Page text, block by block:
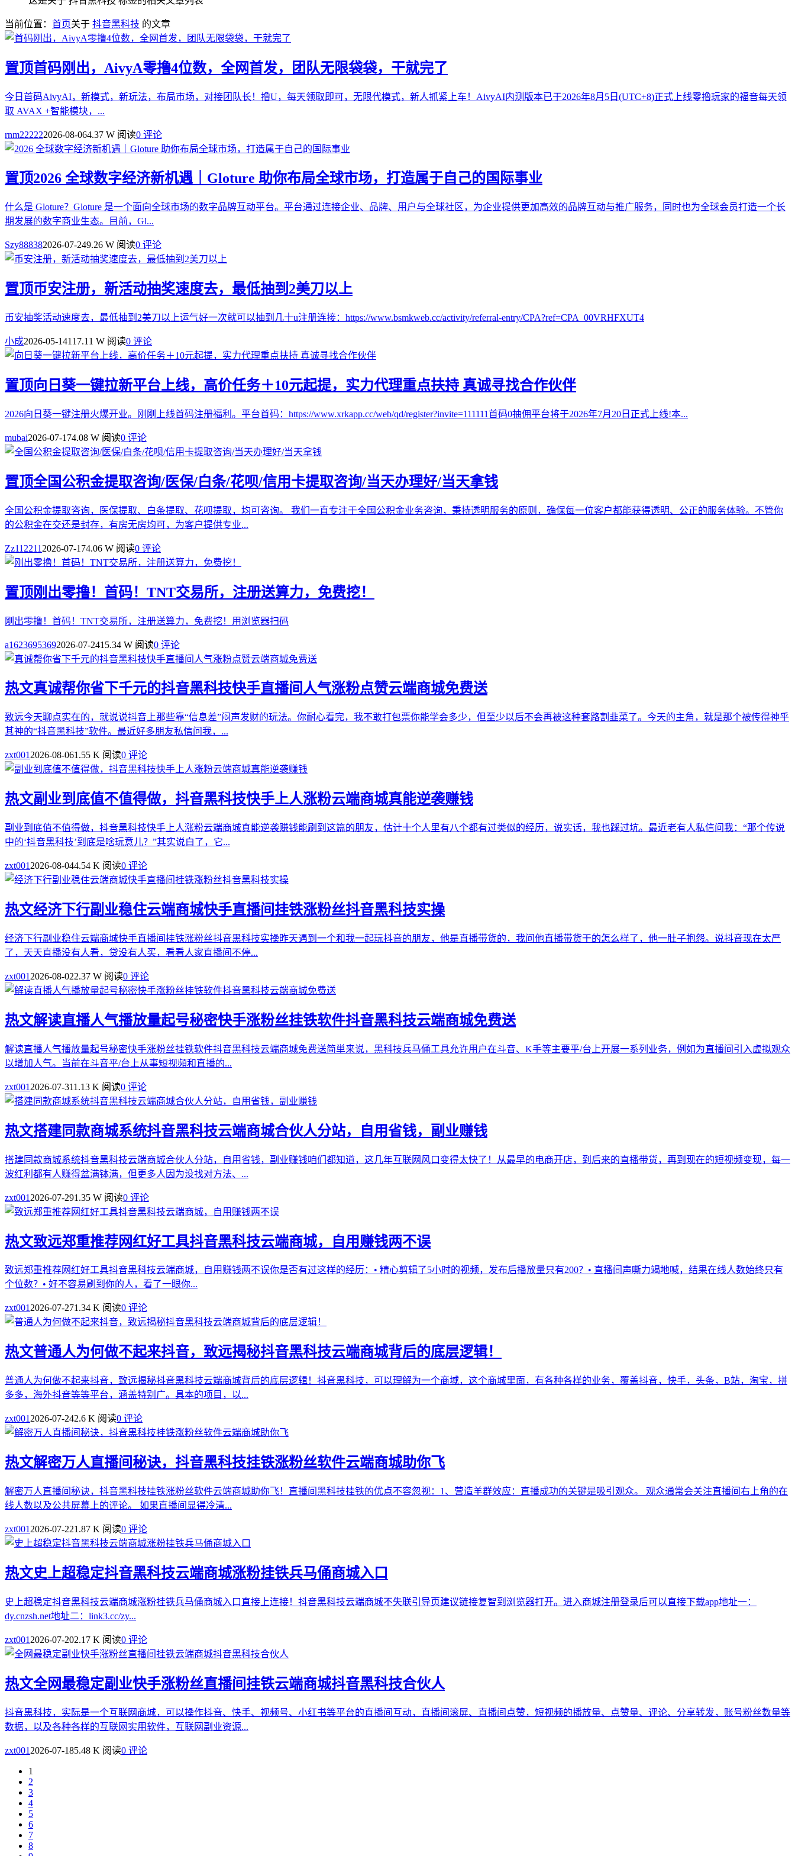
当前位置： 首页关于 抖音黑科技 的文章
置顶首码刚出，AivyA零撸4位数，全网首发，团队无限袋袋，干就完了
今日首码AivyAI，新模式，新玩法，布局市场，对接团队长！撸U，每天领取即可，无限代模式，新人抓紧上车！AivyAI内测版本已于2026年8月5日(UTC+8)正式上线零撸玩家的福音每天领
取 AVAX +智能模块，...
rnm222222026-08-064.37 W 阅读0 评论
置顶2026 全球数字经济新机遇｜Gloture 助你布局全球市场，打造属于自己的国际事业
什么是 Gloture？Gloture 是一个面向全球市场的数字品牌互动平台。平台通过连接企业、品牌、用户与全球社区，为企业提供更加高效的品牌互动与推广服务，同时也为全球会员打造一个长
期发展的数字商业生态。目前，Gl...
Szy888382026-07-249.26 W 阅读0 评论
置顶币安注册，新活动抽奖速度去，最低抽到2美刀以上
币安抽奖活动速度去，最低抽到2美刀以上运气好一次就可以抽到几十u注册连接：https://www.bsmkweb.cc/activity/referral-entry/CPA?ref=CPA_00VRHFXUT4
小成2026-05-14117.11 W 阅读0 评论
置顶向日葵一键拉新平台上线，高价任务＋10元起提，实力代理重点扶持 真诚寻找合作伙伴
2026向日葵一键注册火爆开业。刚刚上线首码注册福利。平台首码：https://www.xrkapp.cc/web/qd/register?invite=111111首码0抽佣平台将于2026年7月20日正式上线!本...
mubai2026-07-174.08 W 阅读0 评论
置顶全国公积金提取咨询/医保/白条/花呗/信用卡提取咨询/当天办理好/当天拿钱
全国公积金提取咨询，医保提取、白条提取、花呗提取，均可咨询。 我们一直专注于全国公积金业务咨询，秉持透明服务的原则，确保每一位客户都能获得透明、公正的服务体验。不管你
的公积金在交还是封存，有房无房均可，为客户提供专业...
Zz112211 2026-07-174.06 W 阅读0 评论
置顶刚出零撸！首码！TNT交易所，注册送算力，免费挖！
刚出零撸！首码！TNT交易所，注册送算力，免费挖！用浏览器扫码
a16236953692026-07-2415.34 W 阅读0 评论
热文真诚帮你省下千元的抖音黑科技快手直播间人气涨粉点赞云端商城免费送
致远今天聊点实在的，就说说抖音上那些靠“信息差”闷声发财的玩法。你耐心看完，我不敢打包票你能学会多少，但至少以后不会再被这种套路割韭菜了。今天的主角，就是那个被传得神乎
其神的“抖音黑科技”软件。最近好多朋友私信问我，...
zxt001 2026-08-061.55 K 阅读0 评论
热文副业到底值不值得做，抖音黑科技快手上人涨粉云端商城真能逆袭赚钱
副业到底值不值得做，抖音黑科技快手上人涨粉云端商城真能逆袭赚钱能刷到这篇的朋友，估计十个人里有八个都有过类似的经历，说实话，我也踩过坑。最近老有人私信问我：“那个传说
中的‘抖音黑科技’到底是啥玩意儿？”其实说白了，它...
zxt001 2026-08-044.54 K 阅读0 评论
热文经济下行副业稳住云端商城快手直播间挂铁涨粉丝抖音黑科技实操
经济下行副业稳住云端商城快手直播间挂铁涨粉丝抖音黑科技实操昨天遇到一个和我一起玩抖音的朋友，他是直播带货的，我问他直播带货干的怎么样了，他一肚子抱怨。说抖音现在太严
了，天天直播没有人看，贷没有人买，看看人家直播间不停...
zxt001 2026-08-022.37 W 阅读0 评论
热文解读直播人气播放量起号秘密快手涨粉丝挂铁软件抖音黑科技云端商城免费送
解读直播人气播放量起号秘密快手涨粉丝挂铁软件抖音黑科技云端商城免费送简単来说，黑科技兵马俑工具允许用户在斗音、K手等主要平/台上开展一系列业务，例如为直播间引入虚拟观众
以增加人气。当前在斗音平/台上从事短视頻和直播的...
zxt001 2026-07-311.13 K 阅读0 评论
热文搭建同款商城系统抖音黑科技云端商城合伙人分站，自用省钱，副业赚钱
搭建同款商城系统抖音黑科技云端商城合伙人分站，自用省钱，副业赚钱咱们都知道，这几年互联网风口变得太快了！从最早的电商开店，到后来的直播带货，再到现在的短视频变现，每一
波红利都有人赚得盆满钵满，但更多人因为没找对方法、...
zxt001 2026-07-291.35 W 阅读0 评论
热文致远郑重推荐网红好工具抖音黑科技云端商城，自用赚钱两不误
致远郑重推荐网红好工具抖音黑科技云端商城，自用赚钱两不误你是否有过这样的经历：• 精心剪辑了5小时的视频，发布后播放量只有200？• 直播间声嘶力竭地喊，结果在线人数始终只有
个位数？• 好不容易刷到你的人，看了一眼你...
zxt0012026-07-271.34 K 阅读0 评论
热文普通人为何做不起来抖音，致远揭秘抖音黑科技云端商城背后的底层逻辑！
普通人为何做不起来抖音，致远揭秘抖音黑科技云端商城背后的底层逻辑！抖音黑科技，可以理解为一个商域，这个商城里面，有各种各样的业务，覆盖抖音，快手，头条，B站，淘宝，拼
多多，海外抖音等等平台，涵盖特别广。具本的项目，以...
zxt001 2026-07-242.6 K 阅读0 评论
热文解密万人直播间秘诀，抖音黑科技挂铁涨粉丝软件云端商城助你飞
解密万人直播间秘诀，抖音黑科技挂铁涨粉丝软件云端商城助你飞！直播间黑科技挂铁的优点不容忽视：1、营造羊群效应：直播成功的关键是吸引观众。 观众通常会关注直播间右上角的在
线人数以及公共屏幕上的评论。 如果直播间显得冷清...
zxt001 2026-07-221.87 K 阅读0 评论
热文史上超稳定抖音黑科技云端商城涨粉挂铁兵马俑商城入口
史上超稳定抖音黑科技云端商城涨粉挂铁兵马俑商城入口直接上连接！抖音黑科技云端商城不失联引导页建议链接复智到浏览器打开。进入商城注册登录后可以直接下载app地址一：
dy.cnzsh.net地址二：link3.cc/zy...
zxt001 2026-07-202.17 K 阅读0 评论
热文全网最稳定副业快手涨粉丝直播间挂铁云端商城抖音黑科技合伙人
抖音黑科技，实际是一个互联网商城，可以操作抖音、快手、视频号、小红书等平台的直播间互动，直播间滚屏、直播间点赞，短视频的播放量、点赞量、评论、分享转发，账号粉丝数量等
数据，以及各种各样的互联网实用软件，互联网副业资源...
zxt001 2026-07-185.48 K 阅读0 评论
1
2
3
4
5
6
7
8